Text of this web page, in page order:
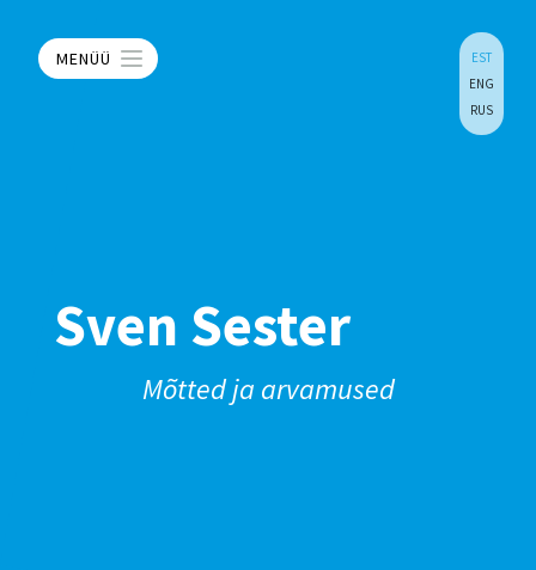
MENÜÜ
EST
ENG
RUS
Sven Sester
Mõtted ja arvamused